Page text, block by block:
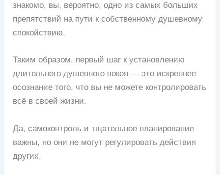
знакомо, вы, вероятно, одно из самых больших
препятствий на пути к собственному душевному
спокойствию.
Таким образом, первый шаг к установлению
длительного душевного покоя — это искреннее
осознание того, что вы не можете контролировать
всё в своей жизни.
Да, самоконтроль и тщательное планирование
важны, но они не могут регулировать действия
других.